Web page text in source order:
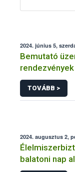
2024. június 5,
Bemutató
rendezvények
TOVÁBB >
2024. augusztus 2,
balatoni nap